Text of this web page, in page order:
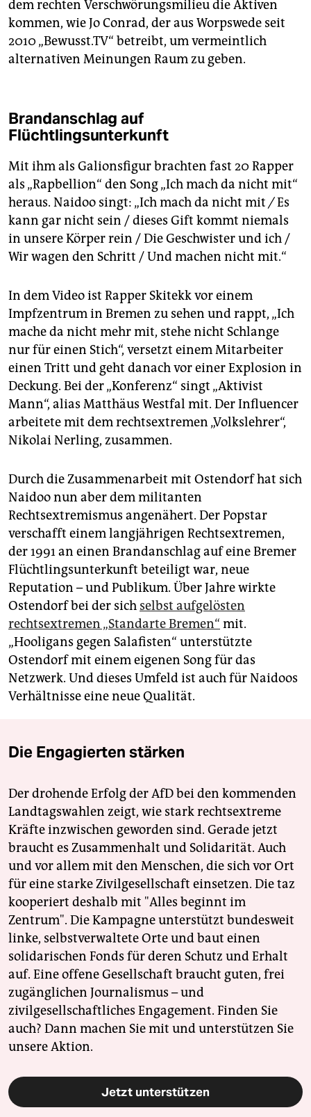
dem rechten Verschwörungsmilieu die Aktiven
kommen, wie Jo Conrad, der aus Worpswede seit
2010 „Bewusst.TV“ betreibt, um vermeintlich
alternativen Meinungen Raum zu geben.
Brandanschlag auf
Flüchtlingsunterkunft
Mit ihm als Galionsfigur brachten fast 20 Rapper
als „Rapbellion“ den Song „Ich mach da nicht mit“
heraus. Naidoo singt: „Ich mach da nicht mit /Es
kann gar nicht sein / dieses Gift kommt niemals
in unsere Körper rein / Die Geschwister und ich /
Wir wagen den Schritt / Und machen nicht mit.“
In dem Video ist Rapper Skitekk vor einem
Impfzentrum in Bremen zu sehen und rappt, „Ich
mache da nicht mehr mit, stehe nicht Schlange
nur für einen Stich“, versetzt einem Mitarbeiter
einen Tritt und geht danach vor einer Explosion in
Deckung. Bei der „Konferenz“ singt „Aktivist
Mann“, alias Matthäus Westfal mit. Der Influencer
arbeitete mit dem rechtsextremen „Volkslehrer“,
Nikolai Nerling, zusammen.
Durch die Zusammenarbeit mit Ostendorf hat sich
Naidoo nun aber dem militanten
Rechtsextremismus angenähert. Der Popstar
verschafft einem langjährigen Rechtsextremen,
der 1991 an einen Brandanschlag auf eine Bremer
Flüchtlingsunterkunft beteiligt war, neue
Reputation – und Publikum. Über Jahre wirkte
Ostendorf bei der sich selbst aufgelösten
rechtsextremen „Standarte Bremen“ mit.
„Hooligans gegen Salafisten“ unterstützte
Ostendorf mit einem eigenen Song für das
Netzwerk. Und dieses Umfeld ist auch für Naidoos
Verhältnisse eine neue Qualität.
Die Engagierten stärken
Der drohende Erfolg der AfD bei den kommenden
Landtagswahlen zeigt, wie stark rechtsextreme
Kräfte inzwischen geworden sind. Gerade jetzt
braucht es Zusammenhalt und Solidarität. Auch
und vor allem mit den Menschen, die sich vor Ort
für eine starke Zivilgesellschaft einsetzen. Die taz
kooperiert deshalb mit "Alles beginnt im
Zentrum". Die Kampagne unterstützt bundesweit
linke, selbstverwaltete Orte und baut einen
solidarischen Fonds für deren Schutz und Erhalt
auf. Eine offene Gesellschaft braucht guten, frei
zugänglichen Journalismus – und
zivilgesellschaftliches Engagement. Finden Sie
auch? Dann machen Sie mit und unterstützen Sie
unsere Aktion.
Jetzt unterstützen